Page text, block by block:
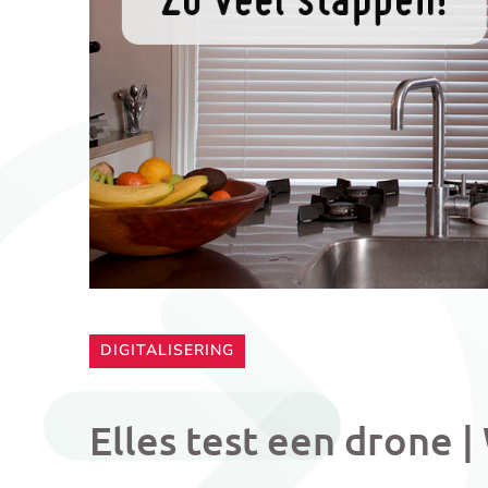
CATEGORIE:
DIGITALISERING
Elles test een drone